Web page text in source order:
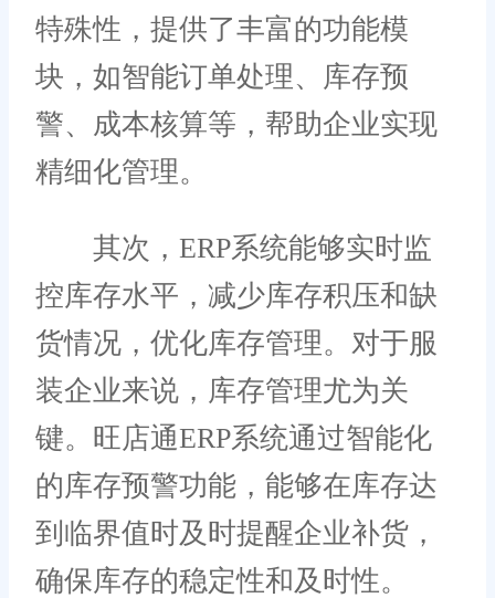
特殊性，提供了丰富的功能模
块，如智能订单处理、库存预
警、成本核算等，帮助企业实现
精细化管理。
其次，ERP系统能够实时监
控库存水平，减少库存积压和缺
货情况，优化库存管理。对于服
装企业来说，库存管理尤为关
键。旺店通ERP系统通过智能化
的库存预警功能，能够在库存达
到临界值时及时提醒企业补货，
确保库存的稳定性和及时性。